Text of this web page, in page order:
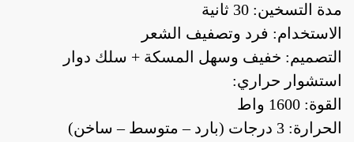
مدة التسخين: 30 ثانية
الاستخدام: فرد وتصفيف الشعر
التصميم: خفيف وسهل المسكة + سلك دوار
استشوار حراري:
القوة: 1600 واط
الحرارة: 3 درجات (بارد – متوسط – ساخن)